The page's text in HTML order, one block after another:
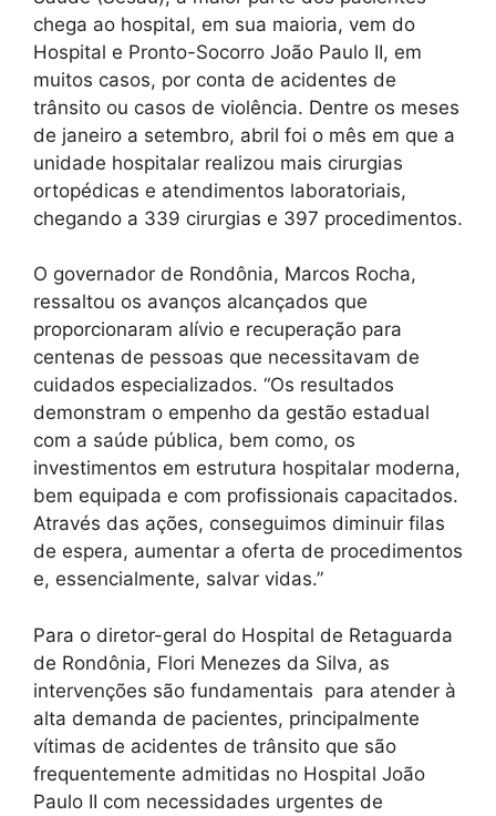
chega ao hospital, em sua maioria, vem do
Hospital e Pronto-Socorro João Paulo II, em
muitos casos, por conta de acidentes de
trânsito ou casos de violência. Dentre os meses
de janeiro a setembro, abril foi o mês em que a
unidade hospitalar realizou mais cirurgias
ortopédicas e atendimentos laboratoriais,
chegando a 339 cirurgias e 397 procedimentos.
O governador de Rondônia, Marcos Rocha,
ressaltou os avanços alcançados que
proporcionaram alívio e recuperação para
centenas de pessoas que necessitavam de
cuidados especializados. “Os resultados
demonstram o empenho da gestão estadual
com a saúde pública, bem como, os
investimentos em estrutura hospitalar moderna,
bem equipada e com profissionais capacitados.
Através das ações, conseguimos diminuir filas
de espera, aumentar a oferta de procedimentos
e, essencialmente, salvar vidas.”
Para o diretor-geral do Hospital de Retaguarda
de Rondônia, Flori Menezes da Silva, as
intervenções são fundamentais para atender à
alta demanda de pacientes, principalmente
vítimas de acidentes de trânsito que são
frequentemente admitidas no Hospital João
Paulo II com necessidades urgentes de